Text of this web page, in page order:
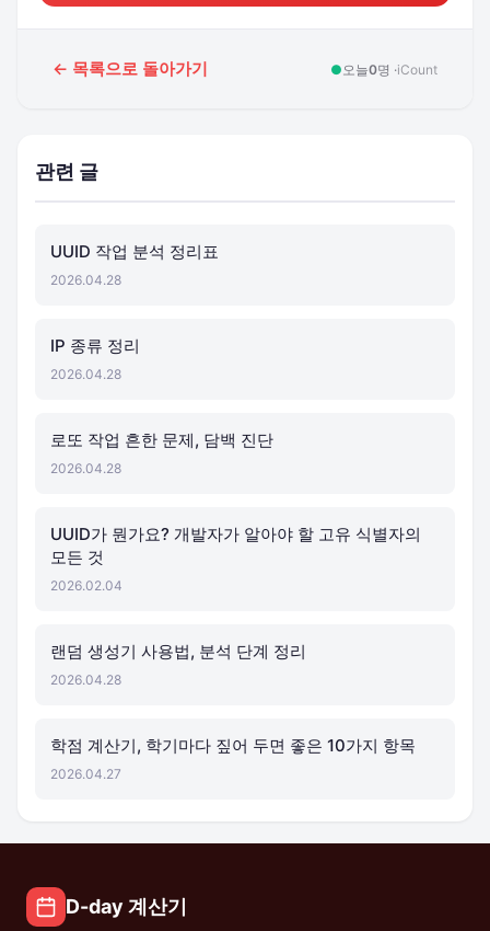
← 목록으로 돌아가기 ● 오늘0명 ·iCount
관련 글
UUID 작업 분석 정리표
2026.04.28
IP 종류 정리
2026.04.28
로또 작업 흔한 문제, 담백 진단
2026.04.28
UUID가 뭔가요? 개발자가 알아야 할 고유 식별자의
모든 것
2026.02.04
랜덤 생성기 사용법, 분석 단계 정리
2026.04.28
학점 계산기, 학기마다 짚어 두면 좋은 10가지 항목
2026.04.27
D-day 계산기